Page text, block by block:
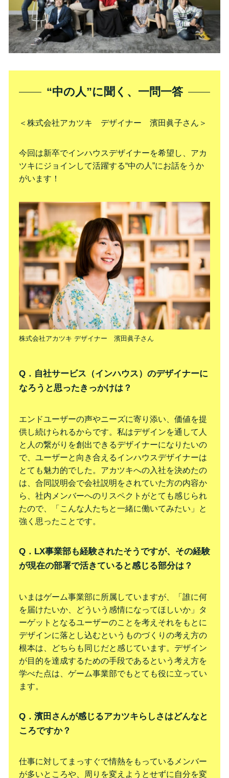
“中の人”に聞く、一問一答
＜株式会社アカツキ デザイナー 濱田眞子さん＞
今回は新卒でインハウスデザイナーを希望し、アカ
ツキにジョインして活躍する“中の人”にお話をうか
がいます！
株式会社アカツキ デザイナー 濱田眞子さん
Q．自社サービス（インハウス）のデザイナーに
なろうと思ったきっかけは？
エンドユーザーの声やニーズに寄り添い、価値を提
供し続けられるからです。私はデザインを通して人
と人の繋がりを創出できるデザイナーになりたいの
で、ユーザーと向き合えるインハウスデザイナーは
とても魅力的でした。アカツキへの入社を決めたの
は、合同説明会で会社説明をされていた方の内容か
ら、社内メンバーへのリスペクトがとても感じられ
たので、「こんな人たちと一緒に働いてみたい」と
強く思ったことです。
Q．LX事業部も経験されたそうですが、その経験
が現在の部署で活きていると感じる部分は？
いまはゲーム事業部に所属していますが、「誰に何
を届けたいか、どういう感情になってほしいか」タ
ーゲットとなるユーザーのことを考えそれをもとに
デザインに落とし込むというものづくりの考え方の
根本は、どちらも同じだと感じています。デザイン
が目的を達成するための手段であるという考え方を
学べた点は、ゲーム事業部でもとても役に立ってい
ます。
Q．濱田さんが感じるアカツキらしさはどんなと
ころですか？
仕事に対してまっすぐで情熱をもっているメンバー
が多いところや、周りを変えようとせずに自分を変